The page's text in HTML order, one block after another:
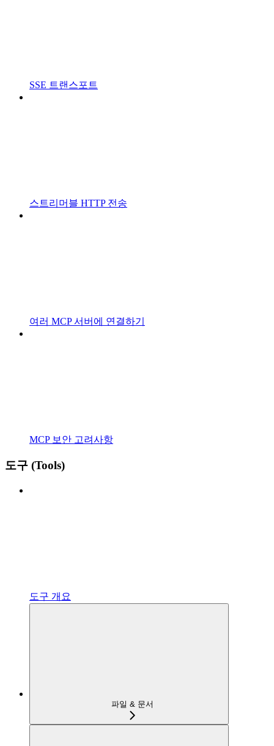
SSE 트랜스포트
스트리머블 HTTP 전송
여러 MCP 서버에 연결하기
MCP 보안 고려사항
도구 (Tools)
도구 개요
파일 & 문서